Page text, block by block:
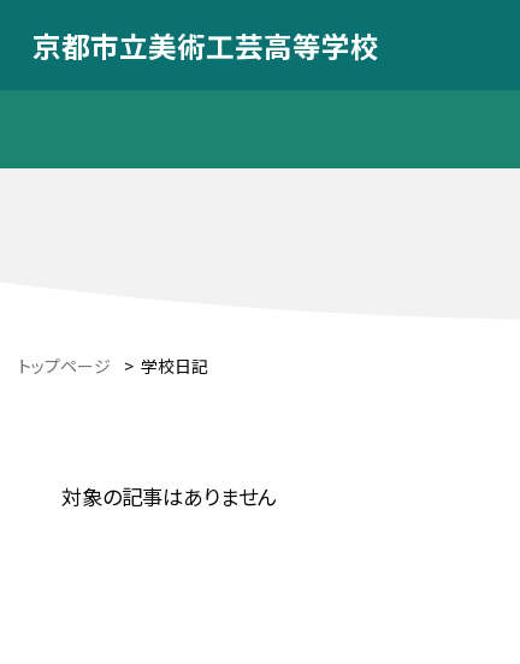
京都市立美術工芸高等学校
トップページ > 学校日記
対象の記事はありません